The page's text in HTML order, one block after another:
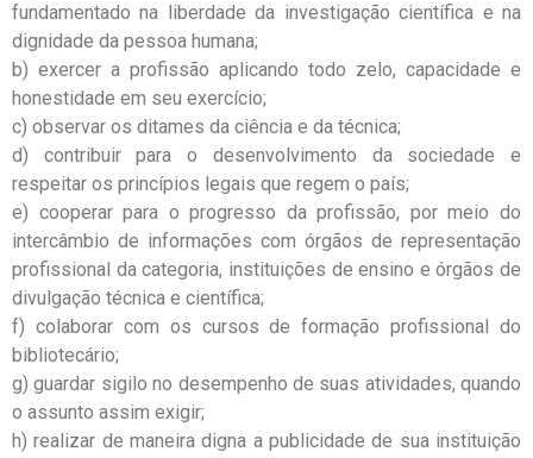
fundamentado na liberdade da investigação científica e na
dignidade da pessoa humana;
b) exercer a profissão aplicando todo zelo, capacidade e
honestidade em seu exercício;
c) observar os ditames da ciência e da técnica;
d) contribuir para o desenvolvimento da sociedade e
respeitar os princípios legais que regem o país;
e) cooperar para o progresso da profissão, por meio do
intercâmbio de informações com órgãos de representação
profissional da categoria, instituições de ensino e órgãos de
divulgação técnica e científica;
f) colaborar com os cursos de formação profissional do
bibliotecário;
g) guardar sigilo no desempenho de suas atividades, quando
o assunto assim exigir;
h) realizar de maneira digna a publicidade de sua instituição